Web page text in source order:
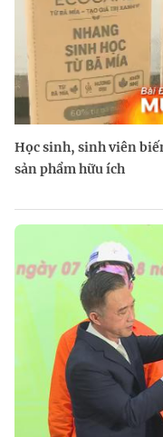
Học sinh, sinh viên
sản phẩm hữu ích